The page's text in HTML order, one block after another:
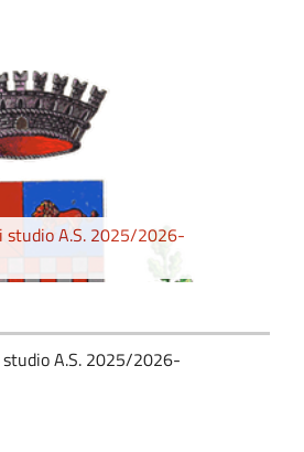
studio A.S. 2025/2026-
A.S. 2025/2026-